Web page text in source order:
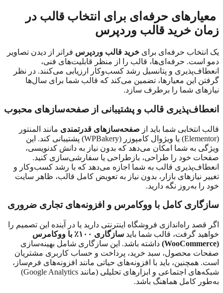
معیارهای حرفه‌ای برای انتخاب قالب در
زمان خرید قالب وردپرس
یک انتخاب حرفه‌ای برای خرید قالب وردپرس فراتر از دیدن تصاویر
دمو است. حرفه‌ای‌ها، قالب را از منظر قابلیت‌های فنی،
انعطاف‌پذیری و پتانسیل رشد کسب‌وکار ارزیابی می‌کنند. در نظر
گرفتن این معیارها، تضمین می‌کند که قالب شما برای سال‌ها
نیازهای شما را برطرف سازد.
انعطاف‌پذیری قالب و پشتیبانی از صفحه‌سازهای محبوب
قالب انتخابی شما باید از صفحه‌سازهای قدرتمندی مانند المنتور
(
Elementor) یا ویژوال کامپوزر (WPBakery) پشتیبانی کند. این
ویژگی به شما امکان می‌دهد که بدون نیاز به دانش کدنویسی،
صفحات خود را طراحی، بازطراحی یا سفارشی‌سازی کنید.
انعطاف‌پذیری قالب به شما اجازه می‌دهد که با رشد کسب‌وکار و
تغییر نیازهای بازار، بدون نیاز به تعویض کامل قالب، ظاهر سایت
خود را به‌روز نگه دارید.
سازگاری کامل با ووکامرس و افزونه‌های تجاری ضروری
اگر قصد راه‌اندازی فروشگاه اینترنتی دارید یا در آینده این تصمیم را
خواهید گرفت، قالب شما باید سازگاری ۱۰۰٪
با ووکامرس
(
WooCommerce
) داشته باشد. این سازگاری شامل بهینه‌سازی
صفحات محصول، سبد خرید، پرداخت و حساب کاربری مشتریان
است. همچنین، باید با افزونه‌های حیاتی مانند افزونه‌های فرم‌ساز،
شبکه‌های اجتماعی و ابزارهای تحلیلی (مانند Google Analytics
)
به‌طور کامل هماهنگ باشد.